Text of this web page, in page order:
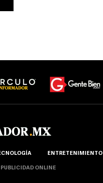
ENTRETENIMIENTO
PUBLICIDAD ONLINE